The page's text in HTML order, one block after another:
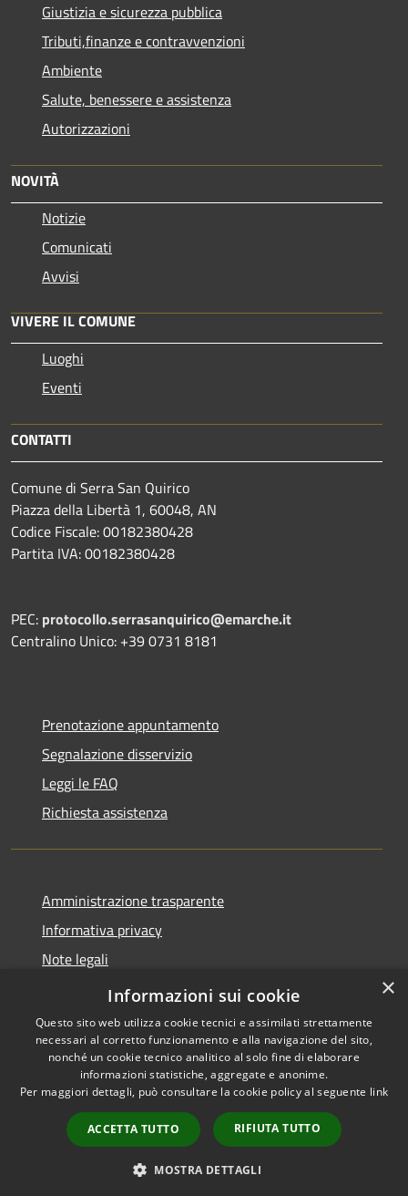
Giustizia e sicurezza pubblica
Tributi,finanze e contravvenzioni
Ambiente
Salute, benessere e assistenza
Autorizzazioni
NOVITÀ
Notizie
Comunicati
Avvisi
VIVERE IL COMUNE
Luoghi
Eventi
CONTATTI
Comune di Serra San Quirico
Piazza della Libertà 1, 60048, AN
Codice Fiscale: 00182380428
Partita IVA: 00182380428
PEC: protocollo.serrasanquirico@emarche.it
Centralino Unico: +39 0731 8181
Prenotazione appuntamento
Segnalazione disservizio
Leggi le FAQ
Richiesta assistenza
Amministrazione trasparente
Informativa privacy
Note legali
Dichiarazione di accessibilità
Accessibilità
Copyright © 2026 • Comune di
Serra San Quirico • Powered by
Municipium•
Accesso
redazione
×
Informazioni sui cookie
Questo sito web utilizza cookie tecnici e assimilati strettamente
necessari al corretto funzionamento e alla navigazione del sito,
nonché un cookie tecnico analitico al solo fine di elaborare
informazioni statistiche, aggregate e anonime.
Per maggiori dettagli, può consultare la cookie policy al seguente link
ACCETTA TUTTO RIFIUTA TUTTO
MOSTRA DETTAGLI